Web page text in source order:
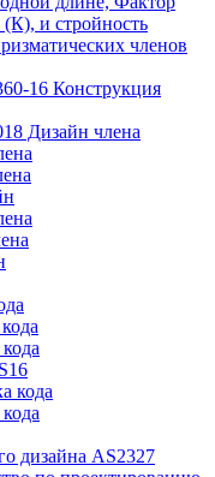
и стройность
членов
16 Конструкция
Дизайн члена
кода
дизайна AS2327